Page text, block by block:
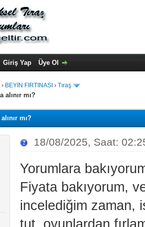
Giriş Yap Üye Ol
› BEYİN FIRTINASI › Tıraş
alınır mı?
mı?
18/08/2025, Saat:
Yorumlara
Fiyata bakıyorum,
incelediğim zaman,
tut, oyunlardan